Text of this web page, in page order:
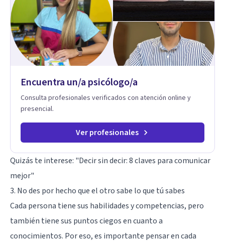
Encuentra un/a psicólogo/a
Consulta profesionales verificados con atención online y
presencial.
Ver profesionales
Quizás te interese: "Decir sin decir: 8 claves para comunicar
mejor"
3. No des por hecho que el otro sabe lo que tú sabes
Cada persona tiene sus habilidades y competencias, pero
también tiene sus puntos ciegos en cuanto a
conocimientos. Por eso, es importante pensar en cada